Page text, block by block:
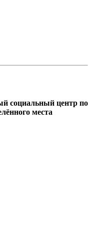
социальный центр по
места